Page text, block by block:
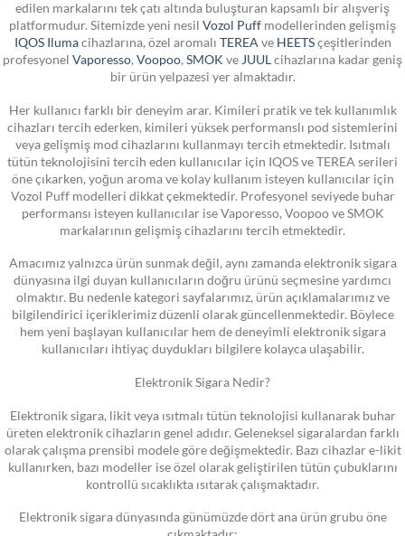
edilen markalarını tek çatı altında buluşturan kapsamlı bir alışveriş
platformudur. Sitemizde yeni nesil Vozol Puff modellerinden gelişmiş
IQOS Ilumacihazlarına, özel aromalı TEREA ve HEETSçeşitlerinden
profesyonel Vaporesso, Voopoo, SMOK ve JUULcihazlarına kadar geniş
bir ürün yelpazesi yer almaktadır.
Her kullanıcı farklı bir deneyim arar. Kimileri pratik ve tek kullanımlık
cihazları tercih ederken, kimileri yüksek performanslı pod sistemlerini
veya gelişmiş mod cihazlarını kullanmayı tercih etmektedir. Isıtmalı
tütün teknolojisini tercih eden kullanıcılar için IQOS ve TEREA serileri
öne çıkarken, yoğun aroma ve kolay kullanım isteyen kullanıcılar için
Vozol Puff modelleri dikkat çekmektedir. Profesyonel seviyede buhar
performansı isteyen kullanıcılar ise Vaporesso, Voopoo ve SMOK
markalarının gelişmiş cihazlarını tercih etmektedir.
Amacımız yalnızca ürün sunmak değil, aynı zamanda elektronik sigara
dünyasına ilgi duyan kullanıcıların doğru ürünü seçmesine yardımcı
olmaktır. Bu nedenle kategori sayfalarımız, ürün açıklamalarımız ve
bilgilendirici içeriklerimiz düzenli olarak güncellenmektedir. Böylece
hem yeni başlayan kullanıcılar hem de deneyimli elektronik sigara
kullanıcıları ihtiyaç duydukları bilgilere kolayca ulaşabilir.
Elektronik Sigara Nedir?
Elektronik sigara, likit veya ısıtmalı tütün teknolojisi kullanarak buhar
üreten elektronik cihazların genel adıdır. Geleneksel sigaralardan farklı
olarak çalışma prensibi modele göre değişmektedir. Bazı cihazlar e-likit
kullanırken, bazı modeller ise özel olarak geliştirilen tütün çubuklarını
kontrollü sıcaklıkta ısıtarak çalışmaktadır.
Elektronik sigara dünyasında günümüzde dört ana ürün grubu öne